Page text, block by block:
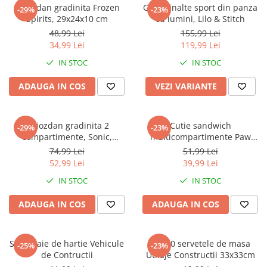
Captain america
Bakugan
Liga Dreptatii
Buzz Lightyear
My Little Pony
Planes
EplusM
Tom & Jerry
Transformers
Top Wings
Incaltaminte baieti
Ghete si cizme baieti
Pantofi baieti
Papuci si slapi baieti
Sandale baieti
Marvel
Monsters Inc.
La casa de papel
Nasa
Kids Euroswan
Rainbow High
Garfield
Nightmare before Christmas
EplusM
Perletti
Arditex
-29%
Ghiozdan gradinita Frozen
Spirits, 29x24x10 cm
48,99 Lei
34,99 Lei
IN STOC
ADAUGA IN COS
-23%
Ghete inalte sport din panza
cu lumini, Lilo & Stitch
155,99 Lei
119,99 Lei
IN STOC
VEZI VARIANTE
-29%Ghiozdan gradinita 2
compartimente, Sonic,
30x25x12 cm
74,99 Lei
52,99 Lei
IN STOC
ADAUGA IN COS
-23%Cutie sandwich
multicompartimente Paw
Patrol Superpowers
51,99 Lei
39,99 Lei
IN STOC
ADAUGA IN COS
-25%
Set 4 paie de hartie Vehicule
de Contructii
-23%
Set 20 servetele de masa
Utilaje Constructii 33x33cm